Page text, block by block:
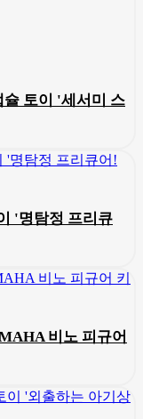
토이 '세서미 스
'명탐정 프리큐
비노 피규어